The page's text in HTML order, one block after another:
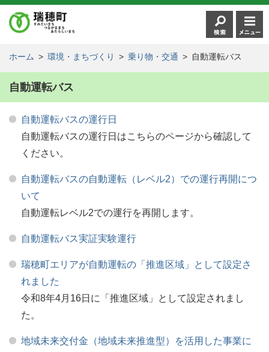
ホーム > 環境・まちづくり > 乗り物・交通 > 自動運転バス
自動運転バス
自動運転バスの運行日
自動運転バスの運行日はこちらのページから確認して
ください。
自動運転バスの自動運転（レベル2）での運行再開につ
いて
自動運転レベル2での運行を再開します。
自動運転バス実証実験運行
瑞穂町エリアが自動運転の「推進区域」として設定さ
れました
令和8年4月16日に「推進区域」として設定されまし
た。
地域未来交付金（地域未来推進型）を活用した事業に